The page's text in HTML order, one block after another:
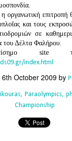
οργανωτική
και τους
σε
του Δέλτα Φαλήρου.
site της
index.html
6th October 2009by
Paraolympics
Championship